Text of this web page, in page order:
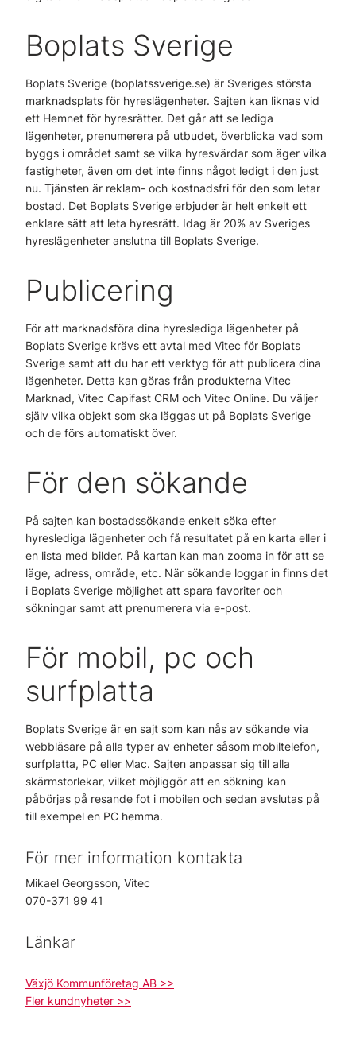
Boplats Sverige
Boplats Sverige (boplatssverige.se) är Sveriges största
marknadsplats för hyreslägenheter. Sajten kan liknas vid
ett Hemnet för hyresrätter. Det går att se lediga
lägenheter, prenumerera på utbudet, överblicka vad som
byggs i området samt se vilka hyresvärdar som äger vilka
fastigheter, även om det inte finns något ledigt i den just
nu. Tjänsten är reklam- och kostnadsfri för den som letar
bostad. Det Boplats Sverige erbjuder är helt enkelt ett
enklare sätt att leta hyresrätt. Idag är 20% av Sveriges
hyreslägenheter anslutna till Boplats Sverige.
Publicering
För att marknadsföra dina hyreslediga lägenheter på
Boplats Sverige krävs ett avtal med Vitec för Boplats
Sverige samt att du har ett verktyg för att publicera dina
lägenheter. Detta kan göras från produkterna Vitec
Marknad, Vitec Capifast CRM och Vitec Online. Du väljer
själv vilka objekt som ska läggas ut på Boplats Sverige
och de förs automatiskt över.
För den sökande
På sajten kan bostadssökande enkelt söka efter
hyreslediga lägenheter och få resultatet på en karta eller i
en lista med bilder. På kartan kan man zooma in för att se
läge, adress, område, etc. När sökande loggar in finns det
i Boplats Sverige möjlighet att spara favoriter och
sökningar samt att prenumerera via e-post.
För mobil, pc och
surfplatta
Boplats Sverige är en sajt som kan nås av sökande via
webbläsare på alla typer av enheter såsom mobiltelefon,
surfplatta, PC eller Mac. Sajten anpassar sig till alla
skärmstorlekar, vilket möjliggör att en sökning kan
påbörjas på resande fot i mobilen och sedan avslutas på
till exempel en PC hemma.
För mer information kontakta
Mikael Georgsson, Vitec
070-371 99 41
Länkar
Växjö Kommunföretag AB >>
Fler kundnyheter >>